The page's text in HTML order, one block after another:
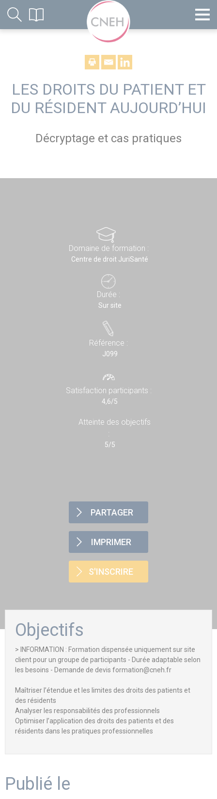
LES DROITS DU PATIENT ET
DU RÉSIDENT AUJOURD’HUI
Décryptage et cas pratiques
Domaine de formation :
Centre de droit JuriSanté
Durée :
Sur site
Référence :
J099
Satisfaction participants :
4,6/5
Atteinte des objectifs
:
5/5
PARTAGER
IMPRIMER
S'INSCRIRE
Objectifs
> INFORMATION : Formation dispensée uniquement sur site
client pour un groupe de participants - Durée adaptable selon
les besoins - Demande de devis formation@cneh.fr
Maîtriser l’étendue et les limites des droits des patients et
des résidents
Analyser les responsabilités des professionnels
Optimiser l’application des droits des patients et des
résidents dans les pratiques professionnelles
Publié le